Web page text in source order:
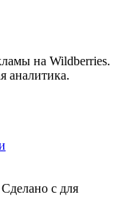
на Wildberries.
аналитика.
Сделано с для